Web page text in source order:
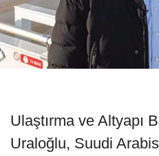
Ulaştırma ve Altyapı
Uraloğlu, Suudi